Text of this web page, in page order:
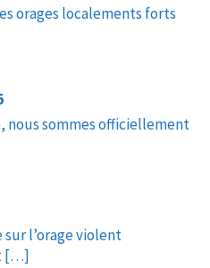
orages localements forts
nous sommes officiellement
sur l’orage violent
[…]